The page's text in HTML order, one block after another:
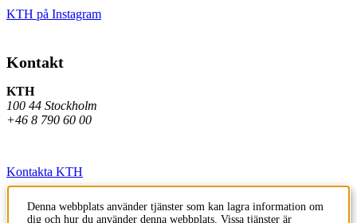
KTH på Instagram
Kontakt
KTH
100 44 Stockholm
+46 8 790 60 00
Kontakta KTH
Jobba på KTH
Denna webbplats använder tjänster som kan lagra information om
dig och hur du använder denna webbplats. Vissa tjänster är